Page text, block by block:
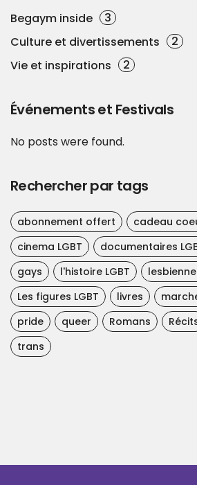
Begaym inside
3
Culture et divertissements
2
Vie et inspirations
2
Événements et Festivals
No posts were found.
Rechercher par tags
abonnement offert
cadeau
cinema LGBT
documentaires
gays
l'histoire LGBT
Les figures LGBT
livres
pride
queer Romans
trans